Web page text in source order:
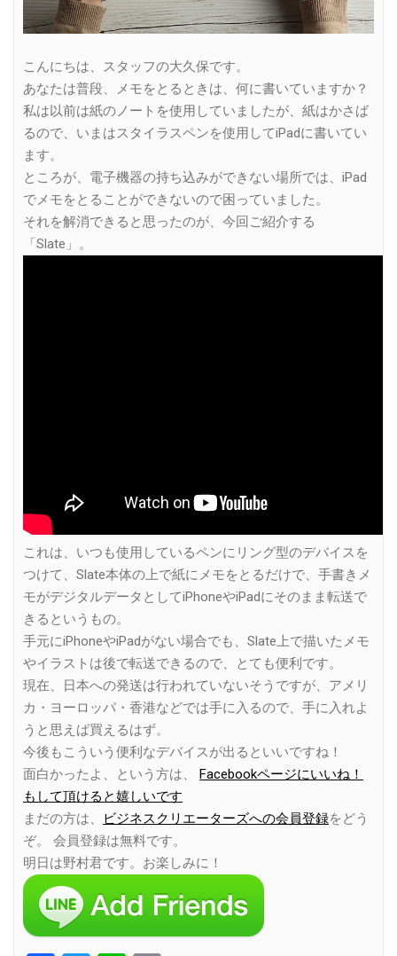
こんにちは、スタッフの大久保です。
あなたは普段、メモをとるときは、何に書いていますか？
私は以前は紙のノートを使用していましたが、紙はかさば
るので、いまはスタイラスペンを使用してiPadに書いてい
ます。
ところが、電子機器の持ち込みができない場所では、iPad
でメモをとることができないので困っていました。
それを解消できると思ったのが、今回ご紹介する
「Slate」。
これは、いつも使用しているペンにリング型のデバイスを
つけて、Slate本体の上で紙にメモをとるだけで、手書きメ
モがデジタルデータとしてiPhoneやiPadにそのまま転送で
きるというもの。
手元にiPhoneやiPadがない場合でも、Slate上で描いたメモ
やイラストは後で転送できるので、とても便利です。
現在、日本への発送は行われていないそうですが、アメリ
カ・ヨーロッパ・香港などでは手に入るので、手に入れよ
うと思えば買えるはず。
今後もこういう便利なデバイスが出るといいですね！
面白かったよ、という方は、 Facebookページにいいね！
もして頂けると嬉しいです
まだの方は、
ビジネスクリエーターズへの会員登録をどう
ぞ。 会員登録は無料です。
明日は野村君です。お楽しみに！